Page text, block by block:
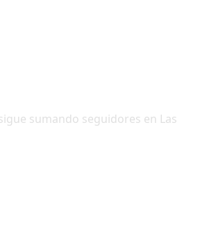
sumando seguidores en Las